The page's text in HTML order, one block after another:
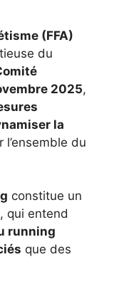
(FFA)
du
2025,
la
l’ensemble du
constitue un
qui entend
running
que des